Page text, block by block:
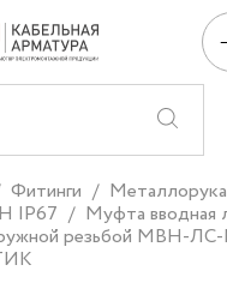
Фитинги
IP67
Муфта вводная
резьбой МВН-